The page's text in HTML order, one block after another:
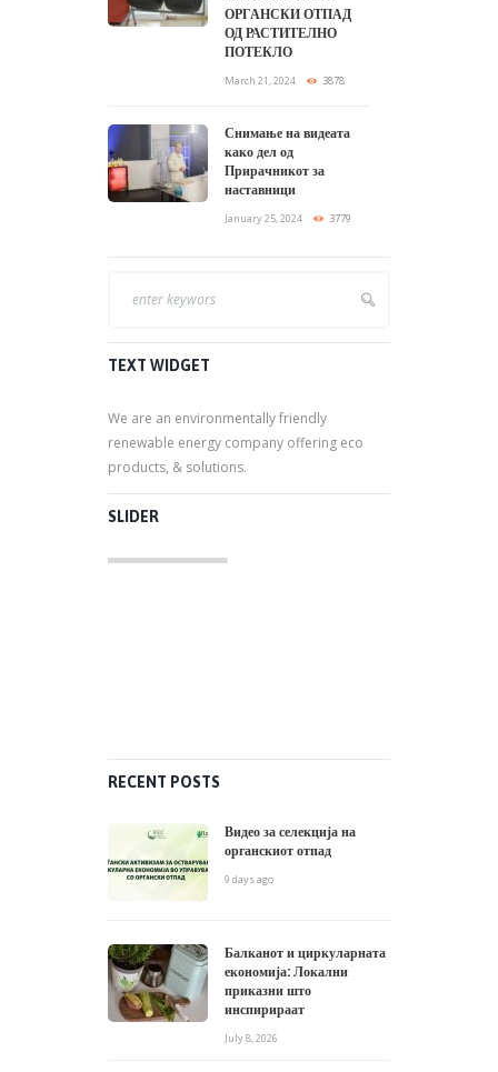
ОРГАНСКИ ОТПАД
ОД РАСТИТЕЛНО
ПОТЕКЛО
March 21, 2024 3878
Снимање на видеата
како дел од
Прирачникот за
наставници
January 25, 2024 3779
TEXT WIDGET
We are an environmentally friendly
renewable energy company offering eco
products, & solutions.
SLIDER
RECENT POSTS
Видео за селекција на
органскиот отпад
9 days ago
Балканот и циркуларната
економија: Локални
приказни што
инспирираат
July 8, 2026